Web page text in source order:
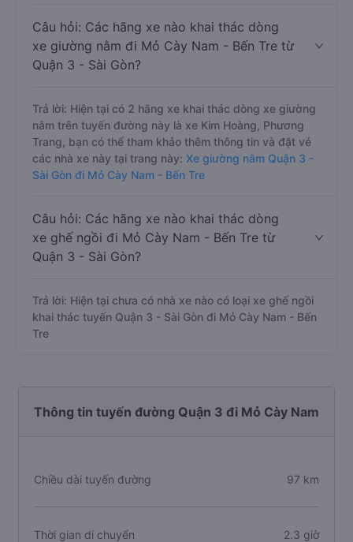
Câu hỏi: Các hãng xe nào khai thác dòng
xe giường nằm đi Mỏ Cày Nam - Bến Tre từ
Quận 3 - Sài Gòn?
Trả lời: Hiện tại có 2 hãng xe khai thác dòng xe giường
nằm trên tuyến đường này là xe Kim Hoàng, Phương
Trang, bạn có thể tham khảo thêm thông tin và đặt vé
các nhà xe này tại trang này: Xe giường nằm Quận 3 -
Sài Gòn đi Mỏ Cày Nam - Bến Tre
Câu hỏi: Các hãng xe nào khai thác dòng
xe ghế ngồi đi Mỏ Cày Nam - Bến Tre từ
Quận 3 - Sài Gòn?
Trả lời: Hiện tại chưa có nhà xe nào có loại xe ghế ngồi
khai thác tuyến Quận 3 - Sài Gòn đi Mỏ Cày Nam - Bến
Tre
Thông tin tuyến đường Quận 3 đi Mỏ Cày Nam
Chiều dài tuyến đường 97 km
Thời gian di chuyển 2.3 giờ